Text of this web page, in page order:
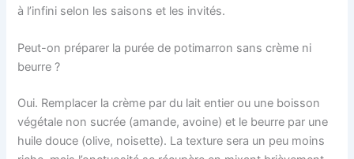
à l’infini selon les saisons et les invités.
Peut-on préparer la purée de potimarron sans crème ni
beurre ?
Oui. Remplacer la crème par du lait entier ou une boisson
végétale non sucrée (amande, avoine) et le beurre par une
huile douce (olive, noisette). La texture sera un peu moins